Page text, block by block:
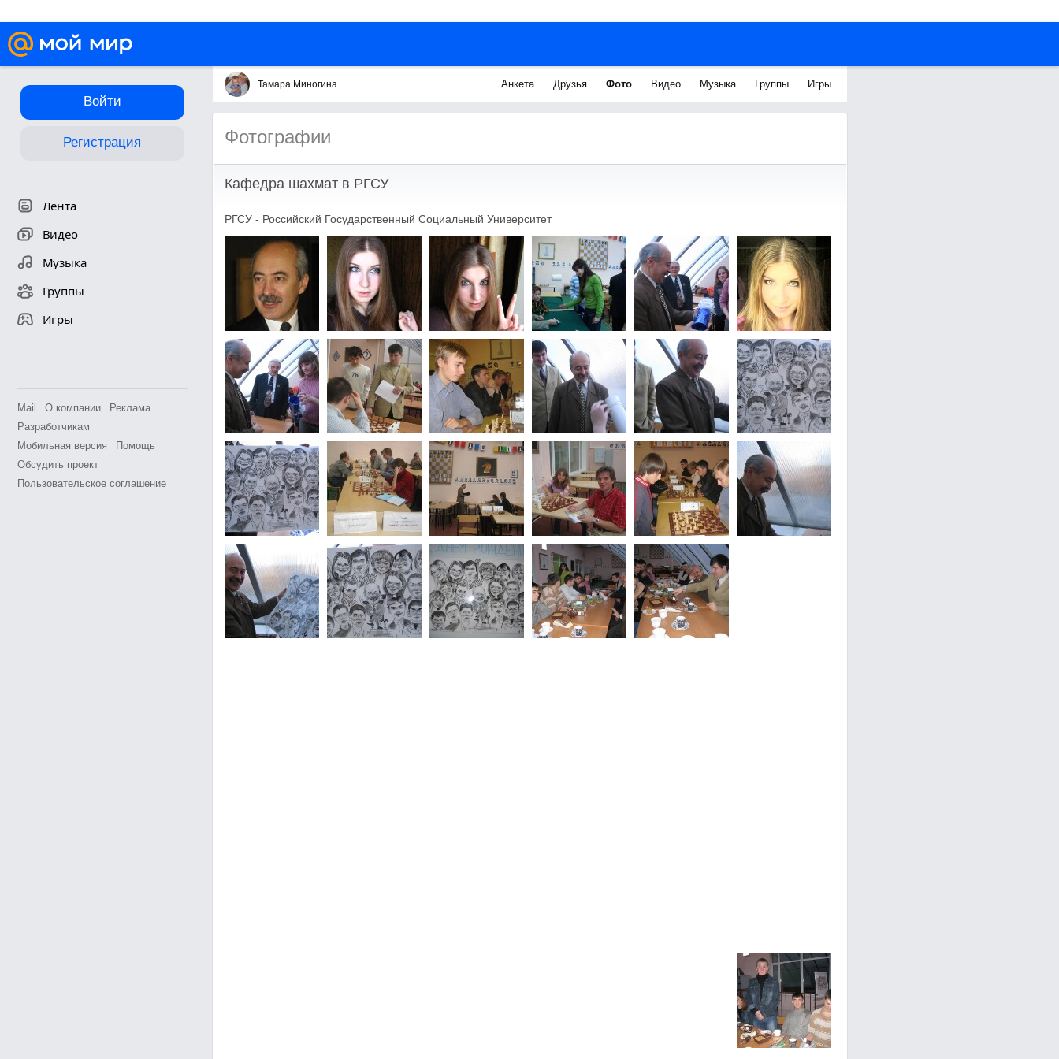
Войти
Регистрация
Лента
Видео
Музыка
Группы
Игры
Mail О компании
Реклама
Разработчикам
Мобильная версия
Помощь
Обсудить проект
Пользовательское соглашение
Тамара Миногина Анкета Друзья Фото Видео Музыка Группы Игры
Фотографии
Кафедра шахмат в РГСУ
РГСУ - Российский Государственный Социальный Университет